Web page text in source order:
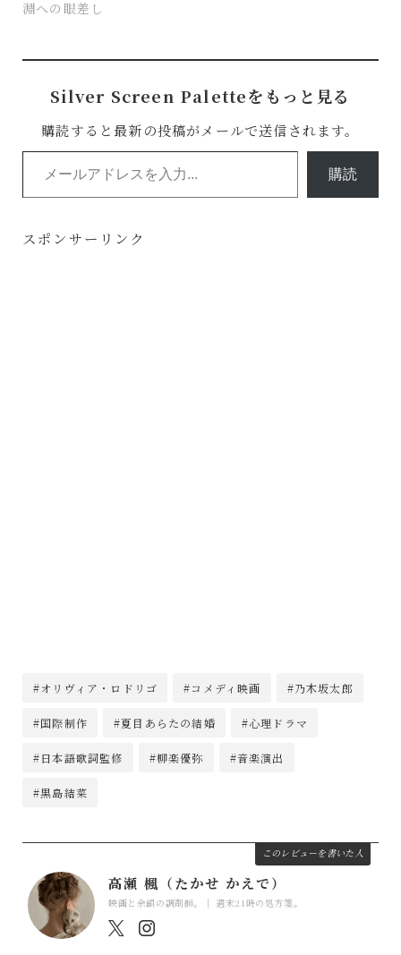
淵への眼差し
Silver Screen Paletteをもっと見る
購読すると最新の投稿がメールで送信されます。
メールアドレスを入力...
購読
スポンサーリンク
#オリヴィア・ロドリゴ #コメディ映画 #乃木坂太郎
#国際制作 #夏目あらたの結婚 #心理ドラマ
#日本語歌詞監修 #柳楽優弥 #音楽演出
#黒島結菜
このレビューを書いた人
高瀬 楓（たかせ かえで）
映画と余韻の調剤師。｜ 週末21時の処方箋。